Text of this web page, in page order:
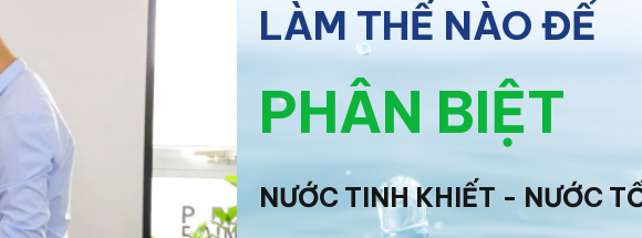
LÀM THẾ NÀO ĐỂ
PHÂN BIỆT
NƯỚC TINH KHIẾT - NƯỚC